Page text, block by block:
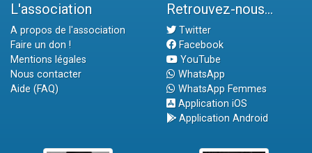
L'association
A propos de l'association
Faire un don !
Mentions légales
Nous contacter
Aide (FAQ)
Retrouvez-nous...
Twitter
Facebook
YouTube
WhatsApp
WhatsApp Femmes
Application iOS
Application Android